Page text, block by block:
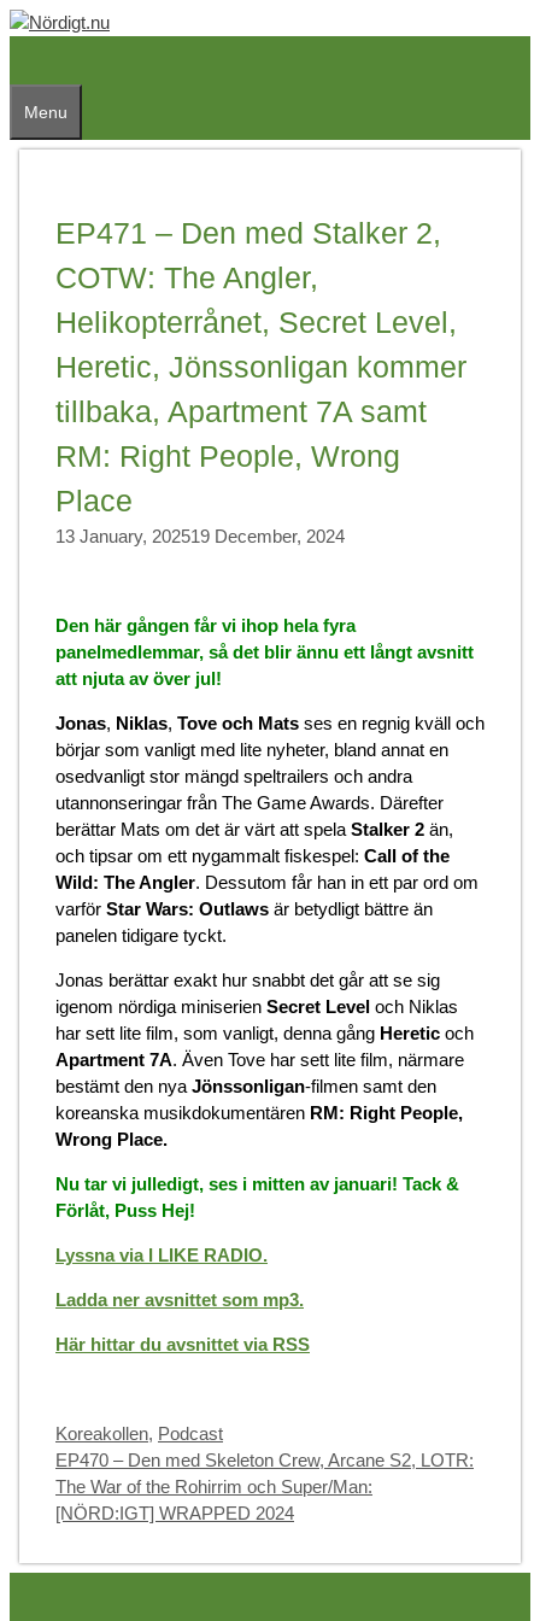
Skip
Menu
EP471 – Den med Stalker 2,
COTW: The Angler,
Helikopterrånet, Secret Level,
Heretic, Jönssonligan kommer
tillbaka, Apartment 7A samt
RM: Right People, Wrong
Place
13 January, 202519 December, 2024
Den här gången får vi ihop hela fyra
panelmedlemmar, så det blir ännu ett långt avsnitt
att njuta av över jul!
Jonas, Niklas, Tove och Mats ses en regnig kväll och
börjar som vanligt med lite nyheter, bland annat en
osedvanligt stor mängd speltrailers och andra
utannonseringar från The Game Awards. Därefter
berättar Mats om det är värt att spela Stalker 2 än,
och tipsar om ett nygammalt fiskespel: Call of the
Wild: The Angler. Dessutom får han in ett par ord om
varför Star Wars: Outlaws är betydligt bättre än
panelen tidigare tyckt.
Jonas berättar exakt hur snabbt det går att se sig
igenom nördiga miniserien Secret Level och Niklas
har sett lite film, som vanligt, denna gång Heretic och
Apartment 7A. Även Tove har sett lite film, närmare
bestämt den nya Jönssonligan-filmen samt den
koreanska musikdokumentären RM: Right People,
Wrong Place.
Nu tar vi julledigt, ses i mitten av januari! Tack &
Förlåt, Puss Hej!
Lyssna via I LIKE RADIO.
Ladda ner avsnittet som mp3.
Här hittar du avsnittet via RSS
Categories
Koreakollen, Podcast
EP470 – Den med Skeleton Crew, Arcane S2, LOTR:
The War of the Rohirrim och Super/Man:
[NÖRD:IGT] WRAPPED 2024